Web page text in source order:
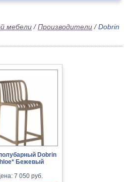
мебели /Производители /Dobrin
Dobrin
Бежевый
7 050 руб.